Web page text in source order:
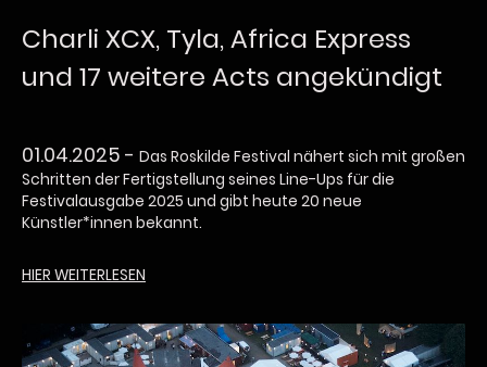
Charli XCX, Tyla, Africa Express
und 17 weitere Acts angekündigt
01.04.2025 - Das Roskilde Festival nähert sich mit großen
Schritten der Fertigstellung seines Line-Ups für die
Festivalausgabe 2025 und gibt heute 20 neue
Künstler*innen bekannt.
HIER WEITERLESEN